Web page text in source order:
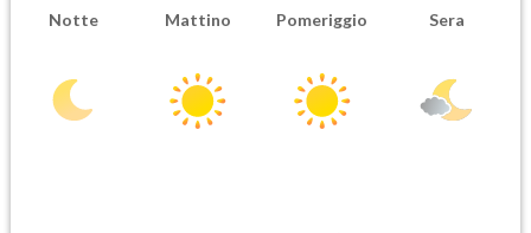
Notte Mattino Pomeriggio Sera